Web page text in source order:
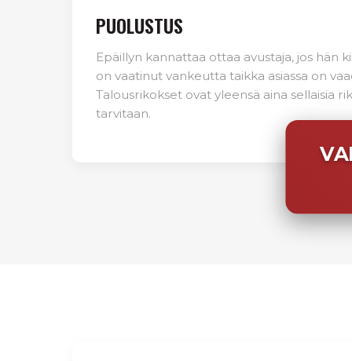
PUOLUSTUS
Epäillyn kannattaa ottaa avustaja, jos hän
on vaatinut vankeutta taikka asiassa on
Talousrikokset ovat yleensä aina sellaisia
tarvitaan.